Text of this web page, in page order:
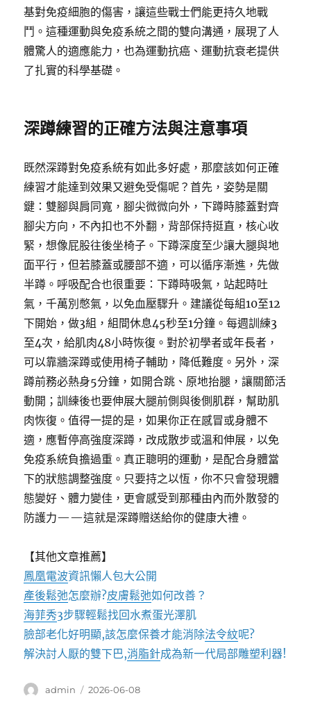
基對免疫細胞的傷害，讓這些戰士們能更持久地戰
鬥。這種運動與免疫系統之間的雙向溝通，展現了人
體驚人的適應能力，也為運動抗癌、運動抗衰老提供
了扎實的科學基礎。
深蹲練習的正確方法與注意事項
既然深蹲對免疫系統有如此多好處，那麼該如何正確
練習才能達到效果又避免受傷呢？首先，姿勢是關
鍵：雙腳與肩同寬，腳尖微微向外，下蹲時膝蓋對齊
腳尖方向，不內扣也不外翻，背部保持挺直，核心收
緊，想像屁股往後坐椅子。下蹲深度至少讓大腿與地
面平行，但若膝蓋或腰部不適，可以循序漸進，先做
半蹲。呼吸配合也很重要：下蹲時吸氣，站起時吐
氣，千萬別憋氣，以免血壓驟升。建議從每組10至12
下開始，做3組，組間休息45秒至1分鐘。每週訓練3
至4次，給肌肉48小時恢復。對於初學者或年長者，
可以靠牆深蹲或使用椅子輔助，降低難度。另外，深
蹲前務必熱身5分鐘，如開合跳、原地抬腿，讓關節活
動開；訓練後也要伸展大腿前側與後側肌群，幫助肌
肉恢復。值得一提的是，如果你正在感冒或身體不
適，應暫停高強度深蹲，改成散步或溫和伸展，以免
免疫系統負擔過重。真正聰明的運動，是配合身體當
下的狀態調整強度。只要持之以恆，你不只會發現體
態變好、體力變佳，更會感受到那種由內而外散發的
防護力——這就是深蹲贈送給你的健康大禮。
【其他文章推薦】
鳳凰電波資訊懶人包大公開
產後鬆弛怎麼辦?皮膚鬆弛如何改善？
海菲秀3步驟輕鬆找回水煮蛋光澤肌
臉部老化好明顯,該怎麼保養才能消除法令紋呢?
解決討人厭的雙下巴,消脂針成為新一代局部雕塑利器!
作
admin
發
2026-06-08